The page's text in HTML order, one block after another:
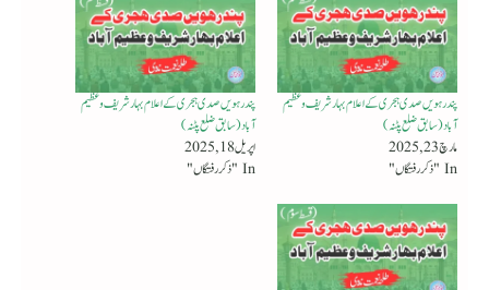
پندرہویں صدی ہجری کے اعلام بہار شریف و عظیم
آباد (سابق ضلع پٹنہ)
مارچ 23, 2025
In "ذکر رفتگاں"
پندرہویں صدی ہجری کے اعلام بہار شریف و عظیم
آباد (سابق ضلع پٹنہ)
اپریل 18, 2025
In "ذکر رفتگاں"